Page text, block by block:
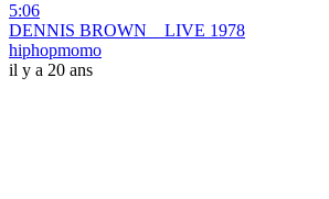
5:06
DENNIS BROWN _ LIVE 1978
hiphopmomo
il y a 20 ans